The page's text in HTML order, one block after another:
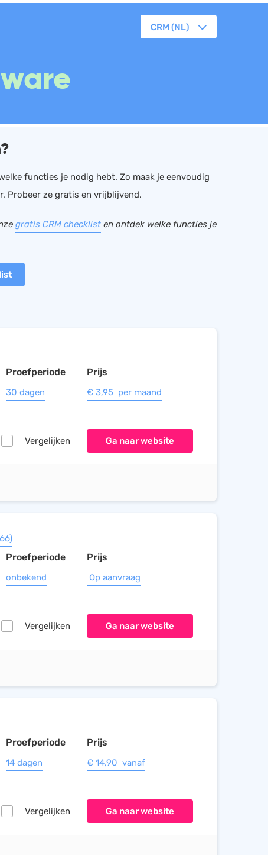
Kassa
CRM (NL)
functies je nodig hebt. Zo maak je eenvoudig
Probeer ze gratis en vrijblijvend.
gratis CRM checklist en ontdek welke functies je
Proefperiode
30 dagen
Vergelijken
Prijs
€ 3,95 per maand
Ga naar website
Proefperiode
onbekend
Vergelijken
Prijs
Op aanvraag
Ga naar website
Proefperiode
14 dagen
Vergelijken
Prijs
€ 14,90 vanaf
Ga naar website